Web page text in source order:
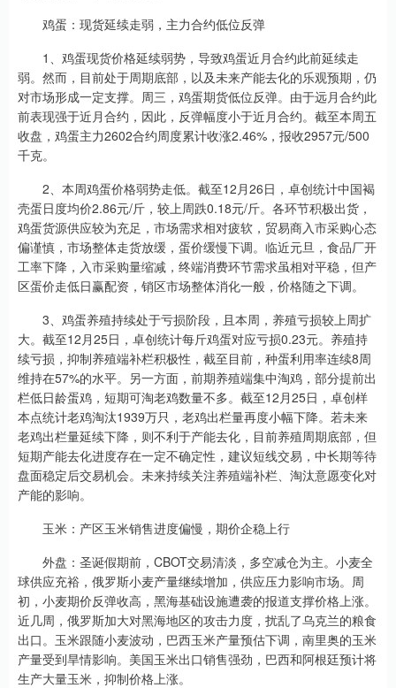
鸡蛋：现货延续走弱，主力合约低位反弹
1、鸡蛋现货价格延续弱势，导致鸡蛋近月合约此前延续走
弱。然而，目前处于周期底部，以及未来产能去化的乐观预期，仍
对市场形成一定支撑。周三，鸡蛋期货低位反弹。由于远月合约此
前表现强于近月合约，因此，反弹幅度小于近月合约。截至本周五
收盘，鸡蛋主力2602合约周度累计收涨2.46%，报收2957元/500
千克。
2、本周鸡蛋价格弱势走低。截至12月26日，卓创统计中国褐
壳蛋日度均价2.86元/斤，较上周跌0.18元/斤。各环节积极出货，
鸡蛋货源供应较为充足，市场需求相对疲软，贸易商入市采购心态
偏谨慎，市场整体走货放缓，蛋价缓慢下调。临近元旦，食品厂开
工率下降，入市采购量缩减，终端消费环节需求虽相对平稳，但产
区蛋价走低日赢配资，销区市场整体消化一般，价格随之下调。
3、鸡蛋养殖持续处于亏损阶段，且本周，养殖亏损较上周扩
大。截至12月25日，卓创统计每斤鸡蛋对应亏损0.23元。养殖持
续亏损，抑制养殖端补栏积极性，截至目前，种蛋利用率连续8周
维持在57%的水平。另一方面，前期养殖端集中淘鸡，部分提前出
栏低日龄蛋鸡，短期可淘老鸡数量不多。截至12月25日，卓创样
本点统计老鸡淘汰1939万只，老鸡出栏量再度小幅下降。若未来
老鸡出栏量延续下降，则不利于产能去化，目前养殖周期底部，但
短期产能去化进度存在一定不确定性，建议短线交易，中长期等待
盘面稳定后交易机会。未来持续关注养殖端补栏、淘汰意愿变化对
产能的影响。
玉米：产区玉米销售进度偏慢，期价企稳上行
外盘：圣诞假期前，CBOT交易清淡，多空减仓为主。小麦全
球供应充裕，俄罗斯小麦产量继续增加，供应压力影响市场。周
初，小麦期价反弹收高，黑海基础设施遭袭的报道支撑价格上涨。
近几周，俄罗斯加大对黑海地区的攻击力度，扰乱了乌克兰的粮食
出口。玉米跟随小麦波动，巴西玉米产量预估下调，南里奥的玉米
产量受到旱情影响。美国玉米出口销售强劲，巴西和阿根廷预计将
生产大量玉米，抑制价格上涨。